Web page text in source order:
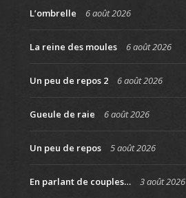
L’ombrelle 6 août 2026
La reine des moules 6 août 2026
Un peu de repos 2 6 août 2026
Gueule de raie 6 août 2026
Un peu de repos 5 août 2026
En parlant de couples… 3 août 2026